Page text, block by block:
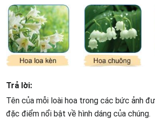
Trả lời:
Tên của mỗi loài hoa trong các bức ảnh
đặc điểm nổi bật về hình dáng của chúng.